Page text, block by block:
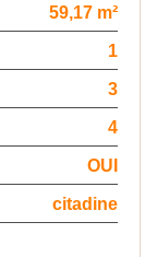
59,17 m²
1
3
4
OUI
citadine